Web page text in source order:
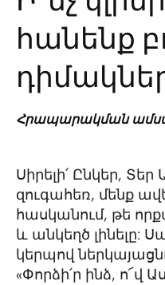
հանենք
Հրապարակման
Սիրելի՛ Ընկեր,
զուգահեռ, մենք
հասկանում, թե
և անկեղծ լինելը:
կերպով
«Փորձի՛ր ինձ, ո՜վ